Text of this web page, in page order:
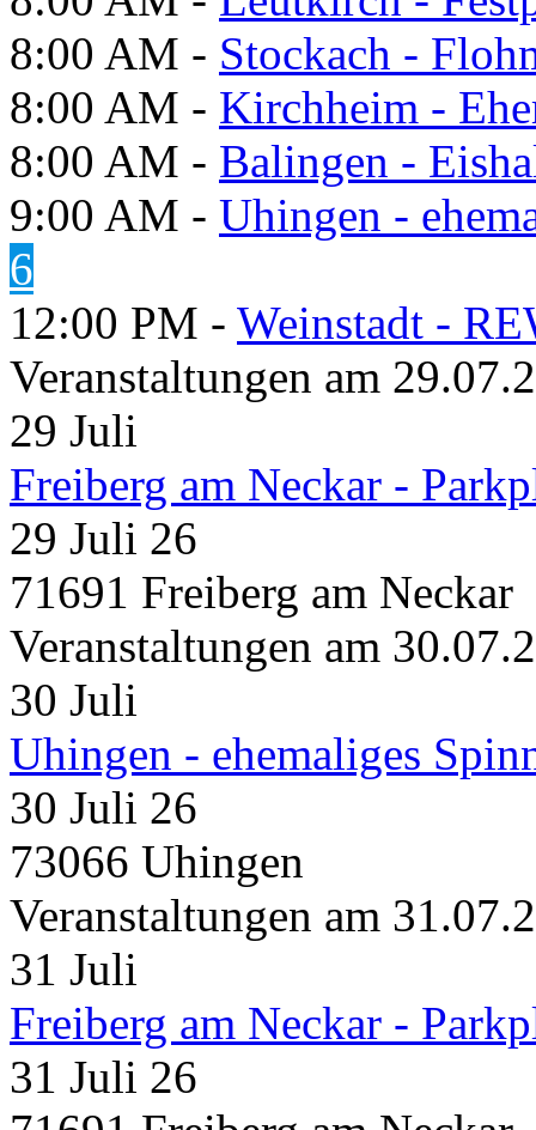
8:00 AM - Stockach -
8:00 AM - Kirchheim -
8:00 AM - Balingen -
9:00 AM - Uhingen -
6
12:00 PM - Weinstadt -
Veranstaltungen am
29 Juli
Freiberg am Neckar -
29 Juli 26
71691 Freiberg am Neckar
Veranstaltungen am
30 Juli
Uhingen - ehemaliges
30 Juli 26
73066 Uhingen
Veranstaltungen am
31 Juli
Freiberg am Neckar -
31 Juli 26